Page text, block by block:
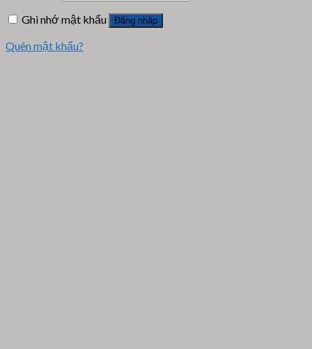
Ghi nhớ mật khẩu
Đăng nhập
Quên mật khẩu?